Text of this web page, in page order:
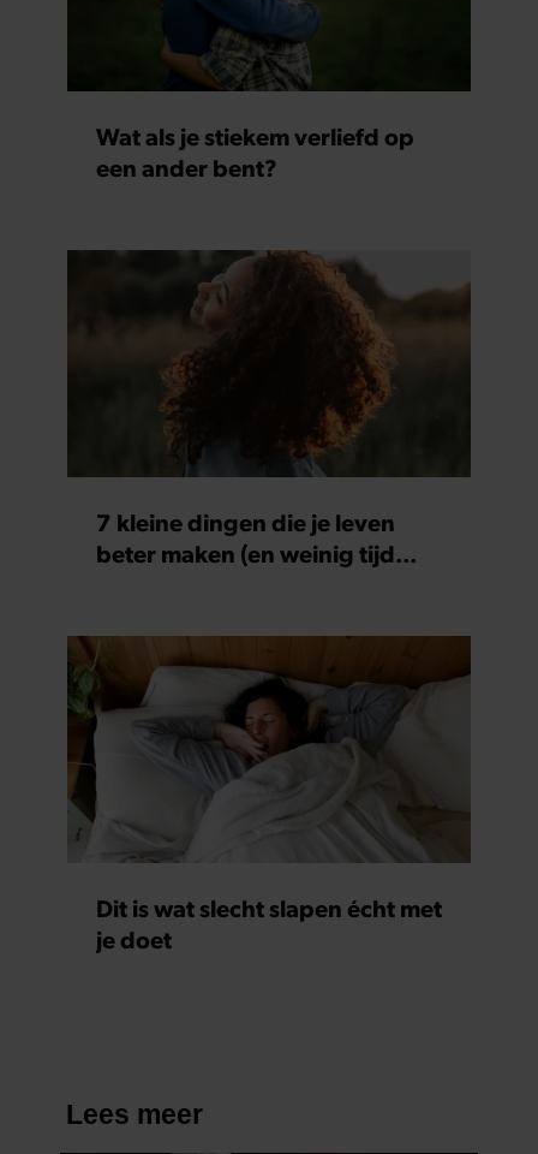
Wat als je stiekem verliefd op
een ander bent?
7 kleine dingen die je leven
beter maken (en weinig tijd
Dit is wat slecht slapen écht met
je doet